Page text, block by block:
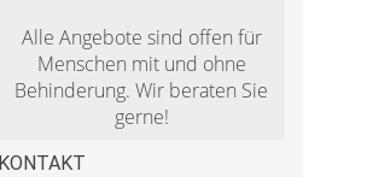
Alle Angebote sind offen für
Menschen mit und ohne
Behinderung. Wir beraten Sie
gerne!
KONTAKT